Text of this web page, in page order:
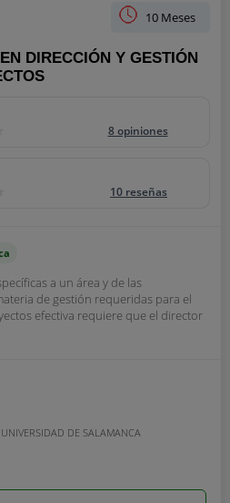
10 Meses
DIRECCIÓN Y GESTIÓN
8 opiniones
10 reseñas
a un área y de las
de gestión requeridas para el
efectiva requiere que el director
DE SALAMANCA